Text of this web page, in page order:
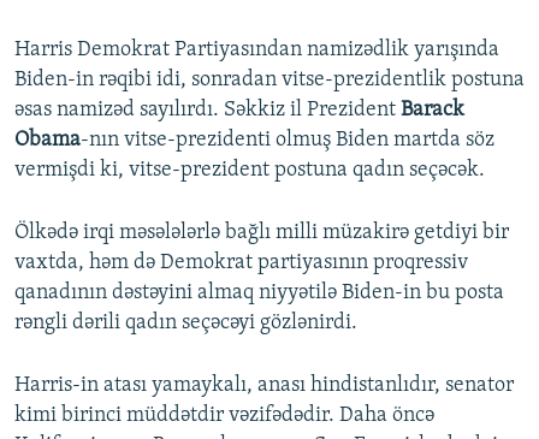
Harris Demokrat Partiyasından namizədlik yarışında
Biden-in rəqibi idi, sonradan vitse-prezidentlik postuna
əsas namizəd sayılırdı. Səkkiz il Prezident Barack
Obama-nın vitse-prezidenti olmuş Biden martda söz
vermişdi ki, vitse-prezident postuna qadın seçəcək.
Ölkədə irqi məsələlərlə bağlı milli müzakirə getdiyi bir
vaxtda, həm də Demokrat partiyasının proqressiv
qanadının dəstəyini almaq niyyətilə Biden-in bu posta
rəngli dərili qadın seçəcəyi gözlənirdi.
Harris-in atası yamaykalı, anası hindistanlıdır, senator
kimi birinci müddətdir vəzifədədir. Daha öncə